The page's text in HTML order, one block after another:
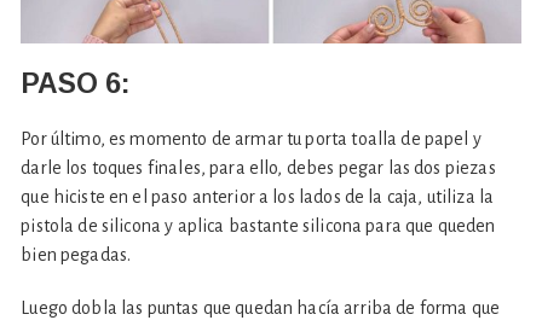
PASO 6:
Por último, es momento de armar tu porta toalla de papel y
darle los toques finales, para ello, debes pegar las dos piezas
que hiciste en el paso anterior a los lados de la caja, utiliza la
pistola de silicona y aplica bastante silicona para que queden
bien pegadas.
Luego dobla las puntas que quedan hacía arriba de forma que